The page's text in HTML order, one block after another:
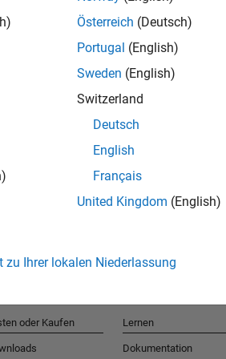
Österreich (Deutsch)
Portugal (English)
Sweden (English)
Switzerland
Deutsch
English
Français
United Kingdom (English)
zu Ihrer lokalen Niederlassung
oder Kaufen Lernen
Dokumentation